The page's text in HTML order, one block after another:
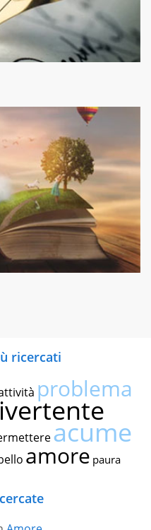
ricercati
problema
acume
amore paura